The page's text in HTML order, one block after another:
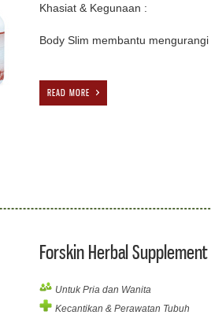
Khasiat & Kegunaan :
Body Slim membantu mengurangi
READ MORE
Forskin Herbal Supplement
Untuk Pria dan Wanita
Kecantikan & Perawatan Tubuh